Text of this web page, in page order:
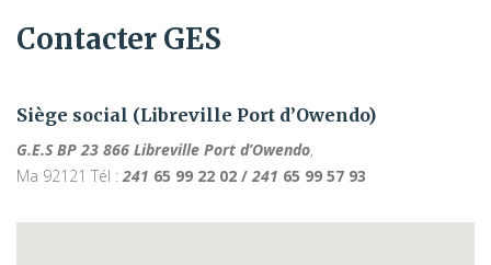
Contacter GES
Siège social (Libreville Port d’Owendo)
G.E.S BP 23 866 Libreville Port d’Owendo,
Ma 92121 Tél :241 65 99 22 02 /241 65 99 57 93